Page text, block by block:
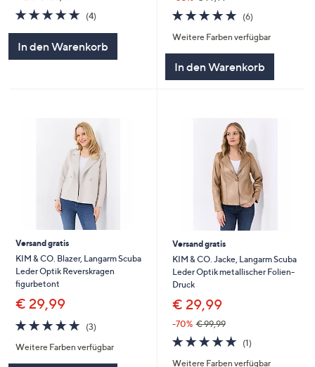
5.0
von
(4)4
In den Warenkorb
5.0
von
5
(6)6
Weitere Farben verfügbar
In den Warenkorb
Versand gratis
KIM & CO. Blazer, Langarm Scuba
Leder Optik Reverskragen
figurbetont
€ 29,99
5.0
von
5
(3)3
Weitere Farben verfügbar
Versand gratis
KIM & CO. Jacke, Langarm Scuba
Leder Optik metallischer Folien-
Druck
€ 29,99
-70% € 99,99
5.0
von
5
(1)1
Weitere Farben verfügbar